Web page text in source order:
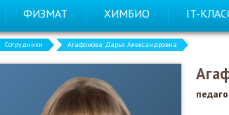
ФИЗМАТ ХИМБИО IT-
Сотрудники Агафонова Дарья Александровна